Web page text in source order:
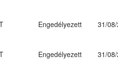
Engedélyezett 31/
Engedélyezett 31/